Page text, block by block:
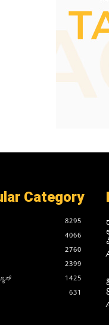
Category
8295
4066
2760
2399
1425
631